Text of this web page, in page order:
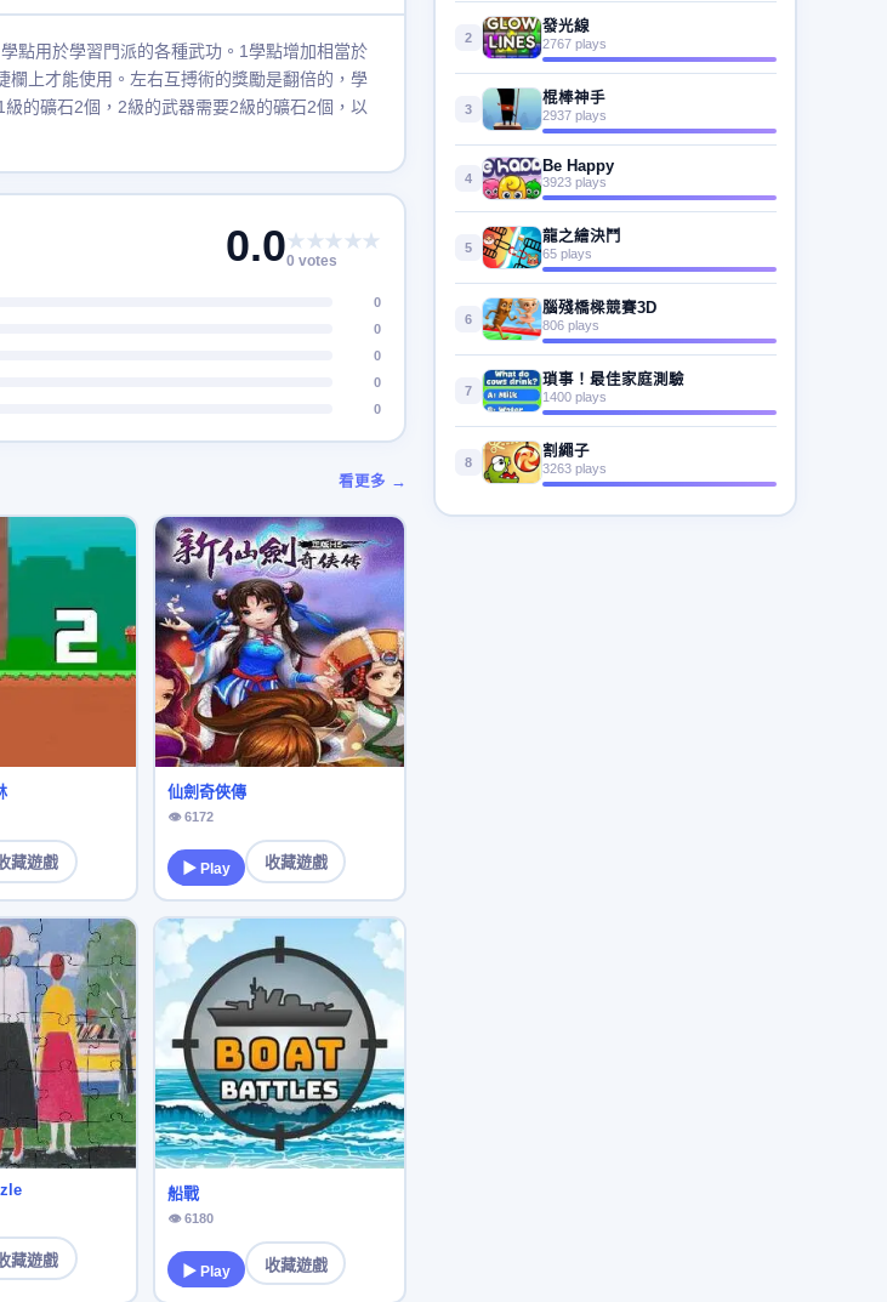
點用於學習門派的各種武功。1學點增加相當於
上才能使用。左右互搏術的獎勵是翻倍的，學
的礦石2個，2級的武器需要2級的礦石2個，以
0.0★★★★★
0 votes
0
0
0
0
0
看更多 →
藏遊戲
仙劍奇俠傳
👁 6172
▶ Play 收藏遊戲
藏遊戲
船戰
👁 6180
▶ Play 收藏遊戲
2
發光線
2767 plays
3
棍棒神手
2937 plays
4
Be Happy
3923 plays
5
龍之繪決鬥
65 plays
6
腦殘橋樑競賽3D
806 plays
7
瑣事！最佳家庭測驗
1400 plays
8
割繩子
3263 plays